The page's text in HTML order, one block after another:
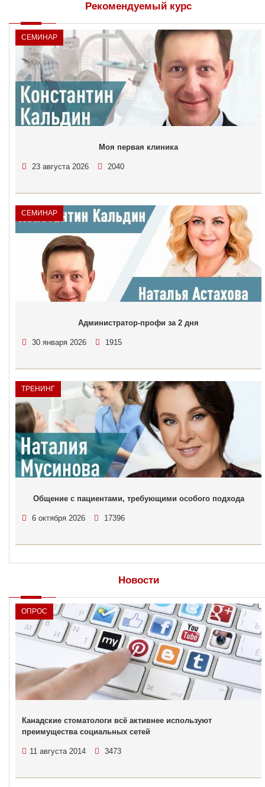
Рекомендуемый курс
СЕМИНАР
Моя первая клиника
23 августа 2026 2040
СЕМИНАР
Администратор-профи за 2 дня
30 января 2026 1915
ТРЕНИНГ
Общение с пациентами, требующими особого подхода
6 октября 2026 17396
Новости
ОПРОС
Канадские стоматологи всё активнее используют
преимущества социальных сетей
11 августа 2014 3473